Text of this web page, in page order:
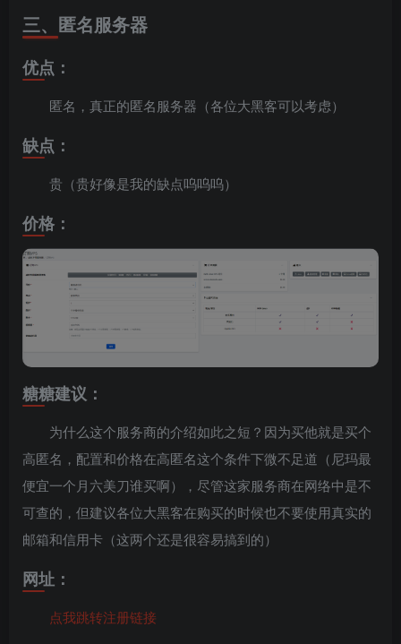
三、匿名服务器
优点：
匿名，真正的匿名服务器（各位大黑客可以考虑）
缺点：
贵（贵好像是我的缺点呜呜呜）
价格：
糖糖建议：
为什么这个服务商的介绍如此之短？因为买他就是买个
高匿名，配置和价格在高匿名这个条件下微不足道（尼玛最
便宜一个月六美刀谁买啊），尽管这家服务商在网络中是不
可查的，但建议各位大黑客在购买的时候也不要使用真实的
邮箱和信用卡（这两个还是很容易搞到的）
网址：
点我跳转注册链接